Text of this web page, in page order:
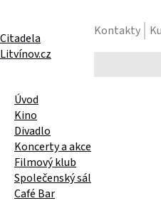
Kontakty
text
Citadela
Litvínov.cz
Úvod
Kino
Divadlo
Koncerty a akce
Filmový klub
Společenský sál
Café Bar